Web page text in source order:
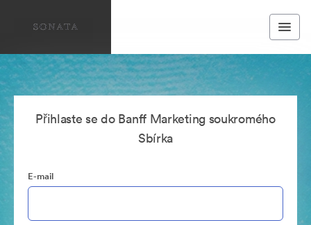
Přihlaste se do Banff Marketing soukromého
Sbírka
E-mail